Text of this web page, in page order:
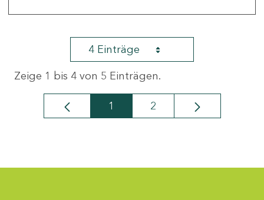
4 Einträge
Zeige 1 bis 4 von 5 Einträgen.
Seite
1 Seite
2